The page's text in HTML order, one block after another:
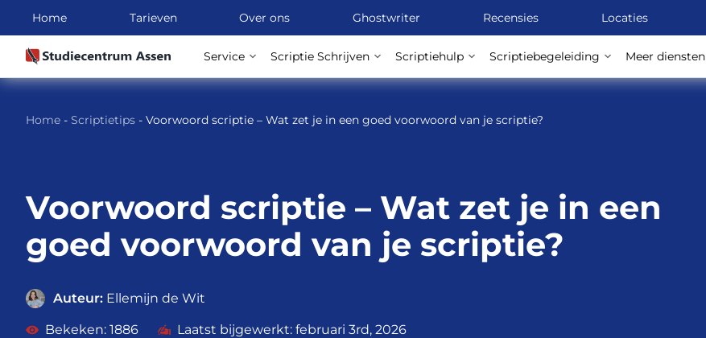
Ga
Home -Scriptietips -Voorwoord scriptie – Wat zet je in een goed voorwoord van je scriptie?
Voorwoord scriptie – Wat zet je in een
goed voorwoord van je scriptie?
Auteur: Ellemijn de Wit
1886 februari 3rd, 2026
Home Tarieven Over ons Ghostwriter Recensies Locaties
Service Scriptie Schrijven Scriptiehulp Scriptiebegeleiding Meer diensten